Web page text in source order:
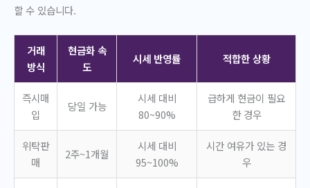
할 수 있습니다.
거래
방식
현금화 속
도
시세 반영률 적합한 상황
즉시매
입
당일 가능
시세 대비
80~90%
급하게 현금이 필요
한 경우
위탁판
매
2주~1개월
시세 대비
95~100%
시간 여유가 있는 경
우